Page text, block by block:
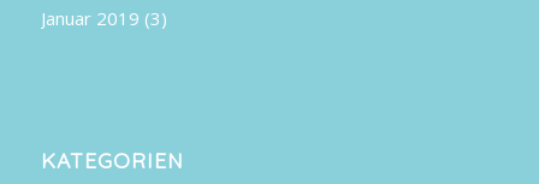
Januar 2019 (3)
KATEGORIEN